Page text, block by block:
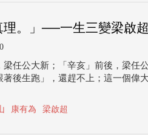
理。」──一生三變梁啟超
任公大新；「辛亥」前後，梁任
後生跑」，還趕不上；這一個偉
康有為 梁啟超